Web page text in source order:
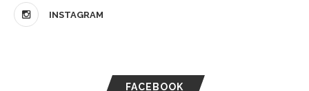
INSTAGRAM
FACEBOOK